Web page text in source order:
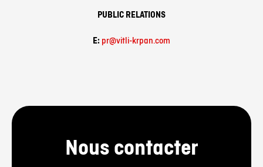
PUBLIC RELATIONS
E: pr@vitli-krpan.com
Nous contacter